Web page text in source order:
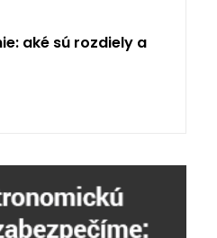
aké sú rozdiely a